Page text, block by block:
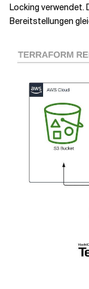
Locking
Bereitstellungen